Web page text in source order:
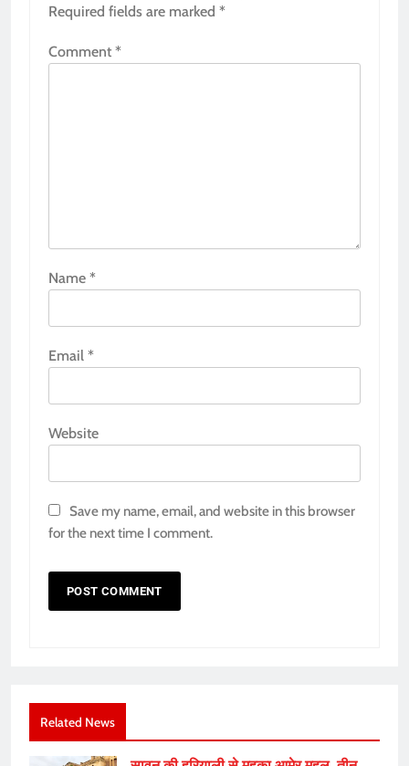
Required fields are marked *
Comment *
Name *
Email *
Website
Save my name, email, and website in this browser
for the next time I comment.
Related News